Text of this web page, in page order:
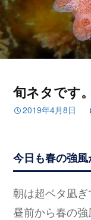
旬ネタです。
2019年4月8日
今日も春の強風
朝は超ベタ凪
昼前から春の